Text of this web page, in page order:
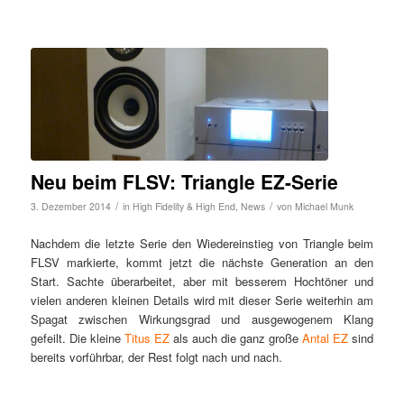
Neu beim FLSV: Triangle EZ-Serie
3. Dezember 2014 / in High Fidelity & High End, News / von Michael Munk
Nachdem die letzte Serie den Wiedereinstieg von Triangle beim
FLSV markierte, kommt jetzt die nächste Generation an den
Start. Sachte überarbeitet, aber mit besserem Hochtöner und
vielen anderen kleinen Details wird mit dieser Serie weiterhin am
Spagat zwischen Wirkungsgrad und ausgewogenem Klang
gefeilt. Die kleine Titus EZals auch die ganz großeAntal EZ sind
bereits vorführbar, der Rest folgt nach und nach.